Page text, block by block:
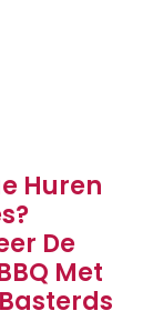
Huren
De
Met